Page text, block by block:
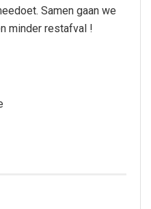
Samen gaan we
minder restafval !